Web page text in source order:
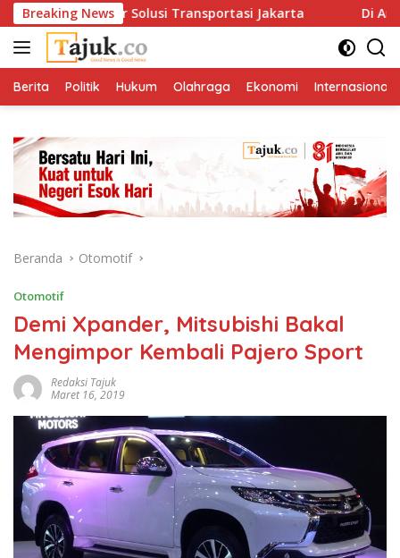
Langsung
ke
konten
Breaking News
Nomor Solusi Transportasi Jakarta Di Antara
Berita Politik Hukum Olahraga Ekonomi Internasional
Beranda Otomotif
Otomotif
Demi Xpander, Mitsubishi Bakal
Mengimpor Kembali Pajero Sport
Redaksi Tajuk
Maret 16, 2019